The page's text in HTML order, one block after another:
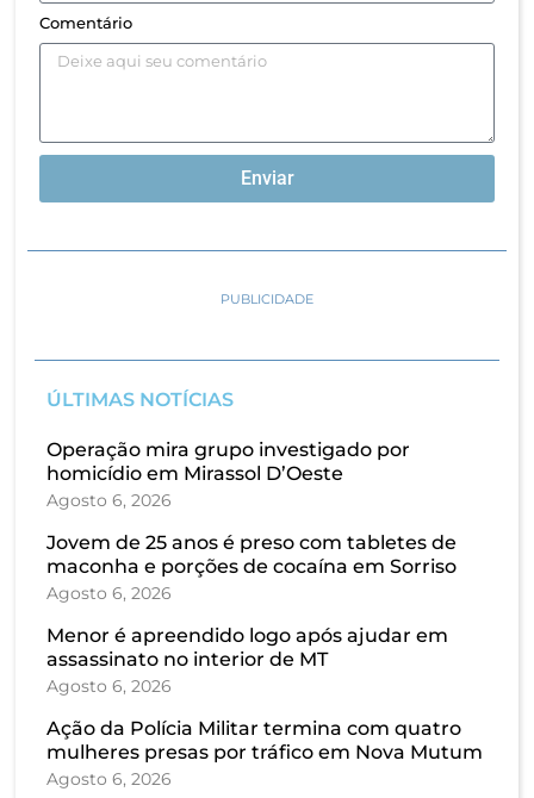
Comentário
Enviar
PUBLICIDADE
ÚLTIMAS NOTÍCIAS
Operação mira grupo investigado por
homicídio em Mirassol D’Oeste
Agosto 6, 2026
Jovem de 25 anos é preso com tabletes de
maconha e porções de cocaína em Sorriso
Agosto 6, 2026
Menor é apreendido logo após ajudar em
assassinato no interior de MT
Agosto 6, 2026
Ação da Polícia Militar termina com quatro
mulheres presas por tráfico em Nova Mutum
Agosto 6, 2026